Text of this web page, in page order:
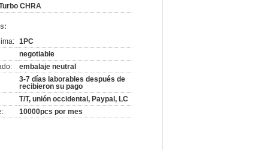
CHRA
1PC
negotiable
embalaje neutral
3-7 días laborables después de
recibieron su pago
T/T, unión occidental, Paypal, LC
10000pcs por mes